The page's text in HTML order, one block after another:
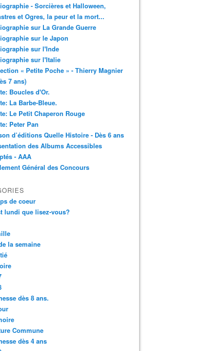
- Sorcières et Halloween,
et Ogres, la peur et la mort...
sur La Grande Guerre
sur le Japon
sur l'Inde
sur l'Italie
« Petite Poche » - Thierry Magnier
7 ans)
Boucles d'Or.
La Barbe-Bleue.
Le Petit Chaperon Rouge
Peter Pan
d’éditions Quelle Histoire - Dès 6 ans
des Albums Accessibles
- AAA
Général des Concours
de coeur
lundi que lisez-vous?
la semaine
dès 8 ans.
Commune
dès 4 ans